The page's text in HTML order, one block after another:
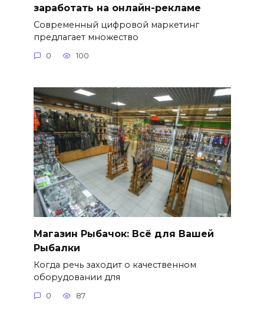
заработать на онлайн-рекламе
Современный цифровой маркетинг
предлагает множество
0 100
Магазин Рыбачок: Всё для Вашей
Рыбалки
Когда речь заходит о качественном
оборудовании для
0 87